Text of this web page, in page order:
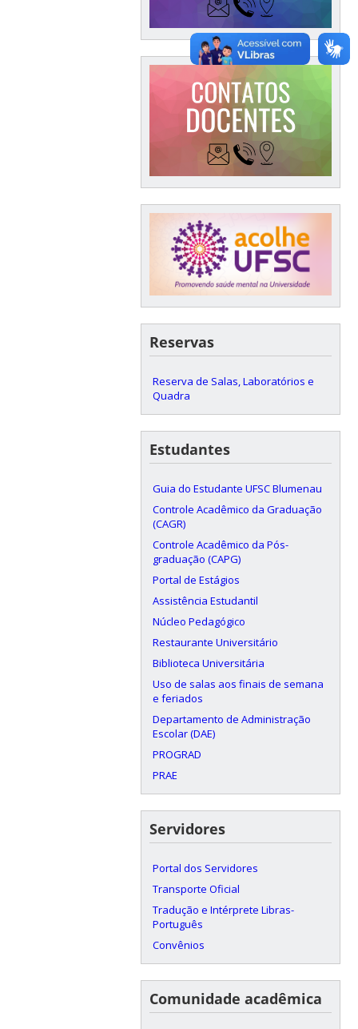
Reservas
Reserva de Salas, Laboratórios e
Quadra
Estudantes
Guia do Estudante UFSC Blumenau
Controle Acadêmico da Graduação
(CAGR)
Controle Acadêmico da Pós-
graduação (CAPG)
Portal de Estágios
Assistência Estudantil
Núcleo Pedagógico
Restaurante Universitário
Biblioteca Universitária
Uso de salas aos finais de semana
e feriados
Departamento de Administração
Escolar (DAE)
PROGRAD
PRAE
Servidores
Portal dos Servidores
Transporte Oficial
Tradução e Intérprete Libras-
Português
Convênios
Comunidade acadêmica